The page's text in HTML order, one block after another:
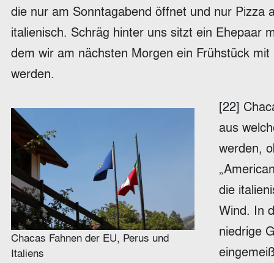
die nur am Sonntagabend öffnet und nur Pizza
italienisch. Schräg hinter uns sitzt ein Ehepaar
dem wir am nächsten Morgen ein Frühstück
werden.
Chacas Fahnen der EU, Perus und
Italiens
[22]
aus
werden,
die
Wind. In
niedrige